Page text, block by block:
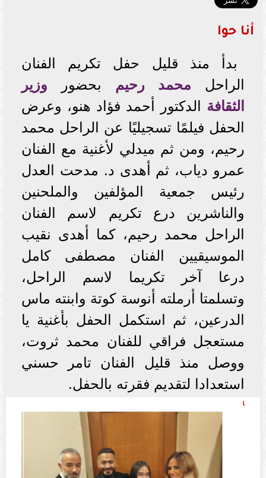
أنا حوا
بدأ منذ قليل حفل تكريم الفنان
الراحل محمد رحيم بحضور وزير
الثقافة الدكتور أحمد فؤاد هنو، وعرض
الحفل فيلمًا تسجيليًا عن الراحل محمد
رحيم، ومن ثم ميدلي لأغنية مع الفنان
عمرو دياب، ثم أهدى د. مدحت العدل
رئيس جمعية المؤلفين والملحنين
والناشرين درع تكريم لاسم الفنان
الراحل محمد رحيم، كما أهدى نقيب
الموسيقيين الفنان مصطفى كامل
درعا آخر تكريما لاسم الراحل،
وتسلمتا أرملته أنوسة كوتة وابنته ماس
الدرعين، ثم استكمل الحفل بأغنية يا
مستعجل فراقي للفنان محمد ثروت،
ووصل منذ قليل الفنان تامر حسني
استعدادا لتقديم فقرته بالحفل.